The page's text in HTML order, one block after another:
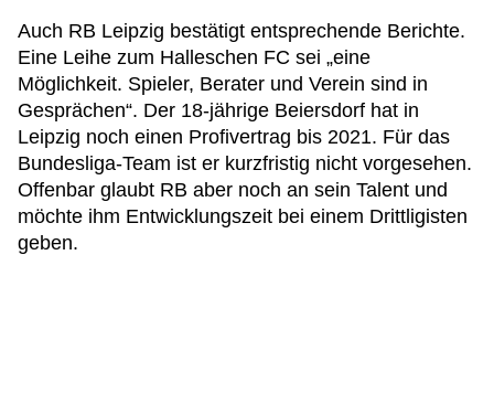
Auch RB Leipzig bestätigt entsprechende Berichte.
Eine Leihe zum Halleschen FC sei „eine
Möglichkeit. Spieler, Berater und Verein sind in
Gesprächen“. Der 18-jährige Beiersdorf hat in
Leipzig noch einen Profivertrag bis 2021. Für das
Bundesliga-Team ist er kurzfristig nicht vorgesehen.
Offenbar glaubt RB aber noch an sein Talent und
möchte ihm Entwicklungszeit bei einem Drittligisten
geben.